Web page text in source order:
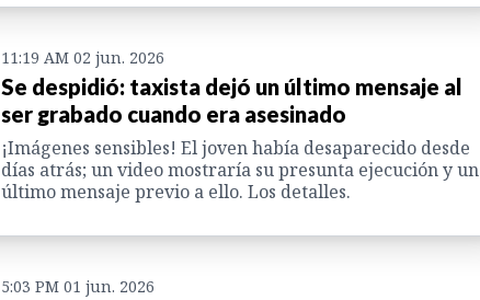
11:19 AM 02 jun. 2026
Se despidió: taxista dejó un último mensaje al
ser grabado cuando era asesinado
¡Imágenes sensibles! El joven había desaparecido desde
días atrás; un video mostraría su presunta ejecución y un
último mensaje previo a ello. Los detalles.
5:03 PM 01 jun. 2026